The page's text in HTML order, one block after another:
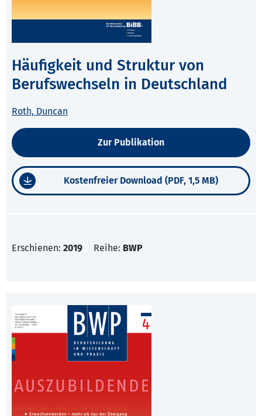
Häufigkeit und Struktur von
Berufswechseln in Deutschland
Roth, Duncan
Zur Publikation
Kostenfreier Download (PDF, 1,5 MB)
Erschienen: 2019 Reihe: BWP